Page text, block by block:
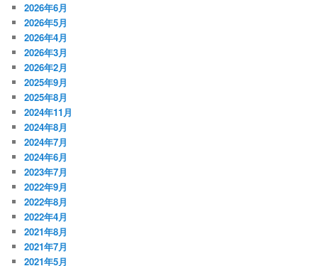
2026年6月
2026年5月
2026年4月
2026年3月
2026年2月
2025年9月
2025年8月
2024年11月
2024年8月
2024年7月
2024年6月
2023年7月
2022年9月
2022年8月
2022年4月
2021年8月
2021年7月
2021年5月